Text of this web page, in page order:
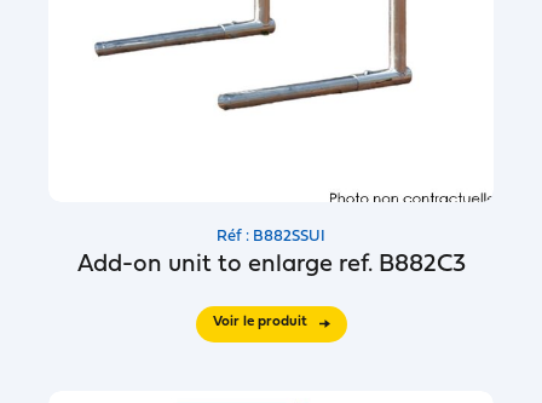
Réf : B882SSUI
Add-on unit to enlarge ref. B882C3
Voir le produit